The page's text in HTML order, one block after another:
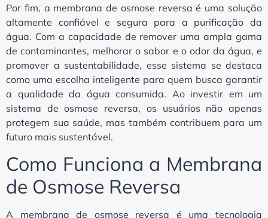
Por fim, a membrana de osmose reversa é uma solução
altamente confiável e segura para a purificação da
água. Com a capacidade de remover uma ampla gama
de contaminantes, melhorar o sabor e o odor da água, e
promover a sustentabilidade, esse sistema se destaca
como uma escolha inteligente para quem busca garantir
a qualidade da água consumida. Ao investir em um
sistema de osmose reversa, os usuários não apenas
protegem sua saúde, mas também contribuem para um
futuro mais sustentável.
Como Funciona a Membrana
de Osmose Reversa
A membrana de osmose reversa é uma tecnologia